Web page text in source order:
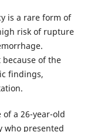
is a rare form of
risk of rupture
of the
findings,
of a 26-year-old
who presented